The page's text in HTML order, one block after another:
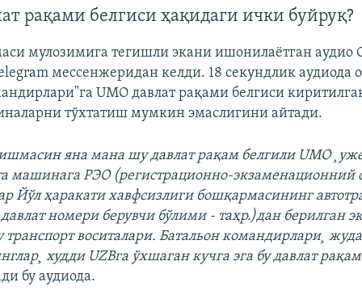
рақами белгиси ҳақидаги ички буйруқ?
мулозимига тегишли экани ишонилаётган аудио
мессенжеридан келди. 18 секундлик аудиода
UMO давлат рақами белгиси
тўхтатиш мумкин эмаслигини айтади.
яна мана шу давлат рақам белгили UMO
машинага РЭО (регистрационно-экзаменационний
Йўл ҳаракати хавфсизлиги бошқармасининг
номери берувчи бўлими - таҳр.)дан берилган
воситалари. Батальон командирлари¸
худди UZBга ўхшаган кучга эга бу давлат
бу аудиода.